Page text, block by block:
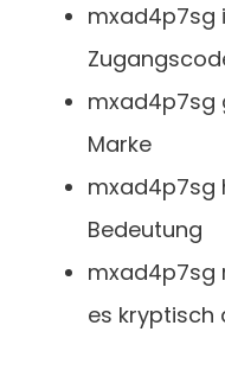
mxad4p7sg
mxad4p7sg
Marke
mxad4p7sg
Bedeutung
mxad4p7sg
es kryptisch